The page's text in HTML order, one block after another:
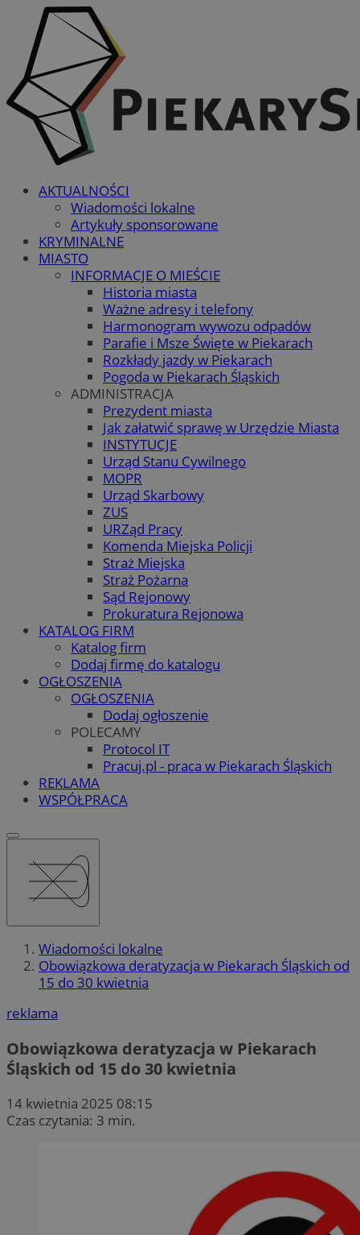
AKTUALNOŚCI
Wiadomości lokalne
Artykuły sponsorowane
KRYMINALNE
MIASTO
INFORMACJE O MIEŚCIE
Historia miasta
Ważne adresy i telefony
Harmonogram wywozu odpadów
Parafie i Msze Święte w Piekarach
Rozkłady jazdy w Piekarach
Pogoda w Piekarach Śląskich
ADMINISTRACJA
Prezydent miasta
Jak załatwić sprawę w Urzędzie Miasta
INSTYTUCJE
Urząd Stanu Cywilnego
MOPR
Urząd Skarbowy
ZUS
URZąd Pracy
Komenda Miejska Policji
Straż Miejska
Straż Pożarna
Sąd Rejonowy
Prokuratura Rejonowa
KATALOG FIRM
Katalog firm
Dodaj firmę do katalogu
OGŁOSZENIA
OGŁOSZENIA
Dodaj ogłoszenie
POLECAMY
Protocol IT
Pracuj.pl - praca w Piekarach Śląskich
REKLAMA
WSPÓŁPRACA
Wiadomości lokalne
Obowiązkowa deratyzacja w Piekarach Śląskich od
15 do 30 kwietnia
reklama
Obowiązkowa deratyzacja w Piekarach
Śląskich od 15 do 30 kwietnia
14 kwietnia 2025 08:15
Czas czytania: 3 min.